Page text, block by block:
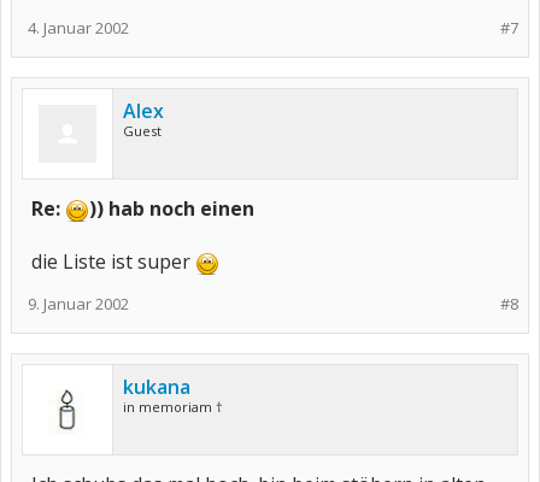
#7
4. Januar 2002
Alex
Guest
Re:
)) hab noch einen
die Liste ist super
#8
9. Januar 2002
kukana
in memoriam †